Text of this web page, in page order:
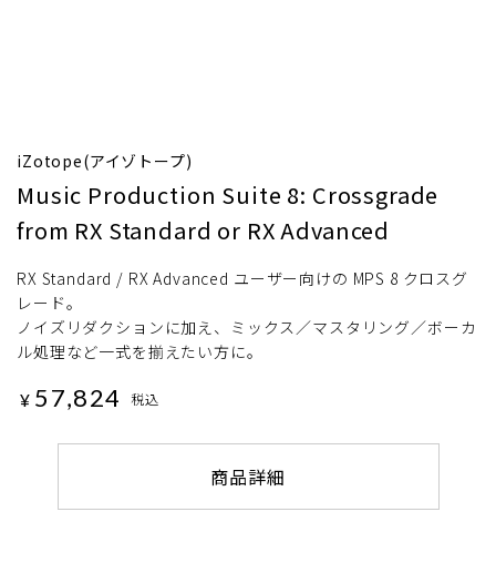
iZotope(アイゾトープ)
Music Production Suite 8: Crossgrade
from RX Standard or RX Advanced
RX Standard / RX Advanced ユーザー向けの MPS 8 クロスグ
レード。
ノイズリダクションに加え、ミックス／マスタリング／ボーカ
ル処理など一式を揃えたい方に。
¥ 57,824 税込
商品詳細